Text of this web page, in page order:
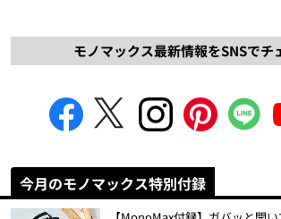
モノマックス最新情報をSNSでチ
今月のモノマックス特別付録